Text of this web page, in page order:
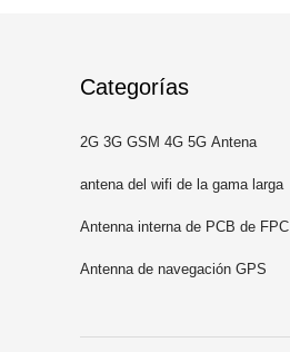
Categorías
2G 3G GSM 4G 5G Antena
antena del wifi de la gama larga
Antenna interna de PCB de FPC
Antenna de navegación GPS